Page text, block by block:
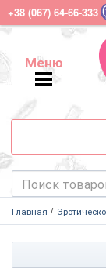
+38 (067) 64-66-333
Меню
Меню
Главная